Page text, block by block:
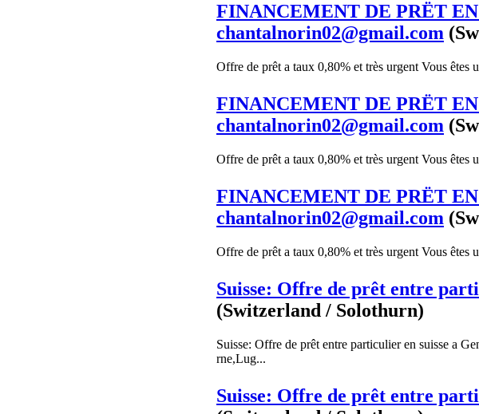
FINANCEMENT DE PRËT EN
chantalnorin02@gmail.com
Offre de prêt a taux 0,80% et très urgent Vous êtes
FINANCEMENT DE PRËT EN
chantalnorin02@gmail.com
Offre de prêt a taux 0,80% et très urgent Vous êtes
FINANCEMENT DE PRËT EN
chantalnorin02@gmail.com
Offre de prêt a taux 0,80% et très urgent Vous êtes
Suisse: Offre de prêt entre
(Switzerland / Solothurn)
Suisse: Offre de prêt entre particulier en suisse a
rne,Lug...
Suisse: Offre de prêt entre